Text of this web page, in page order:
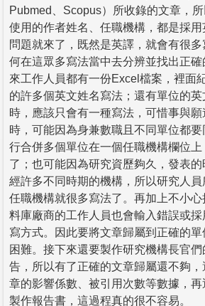
Pubmed、Scopus）所收錄的文章，
使用的作者姓名、任職機構，都是採用
問題就來了，既然是英譯，就會有很
何在這眾多寫法當中去分辨並找出正
來工作人員都有一份Excel檔案，裡面
的許多個英文姓名寫法；還有單位的
時，應該只會有一種寫法，可惜事與
時，可能因為身兼數職且不同單位都
行合併多個單位在一個任職機構欄位
了；也可能因為研究資歷夠久，發表
經許多不同時期的機構，所以研究人
任職機構就很多寫法了。再加上不小
料庫廠商的工作人員也會輸入錯誤或
寫方式。因此要將文章歸屬到正確的
困難。接下來還要製作研究機構長官
告，所以有了正確的文章歸屬還不夠
章的影響係數、被引用次數等數據，
製作報告書，這過程真的很不容易。